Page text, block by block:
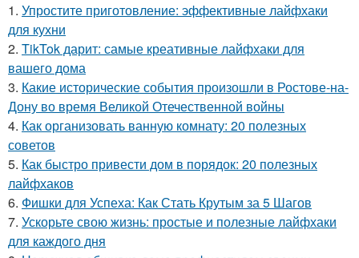
1. Упростите приготовление: эффективные лайфхаки
для кухни
2. TikTok дарит: самые креативные лайфхаки для
вашего дома
3. Какие исторические события произошли в Ростове-на-
Дону во время Великой Отечественной войны
4. Как организовать ванную комнату: 20 полезных
советов
5. Как быстро привести дом в порядок: 20 полезных
лайфхаков
6. Фишки для Успеха: Как Стать Крутым за 5 Шагов
7. Ускорьте свою жизнь: простые и полезные лайфхаки
для каждого дня